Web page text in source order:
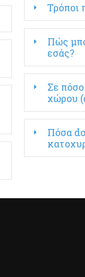
Τρόποι
Πώς
εσάς?
Σε
χώρου
Πόσα